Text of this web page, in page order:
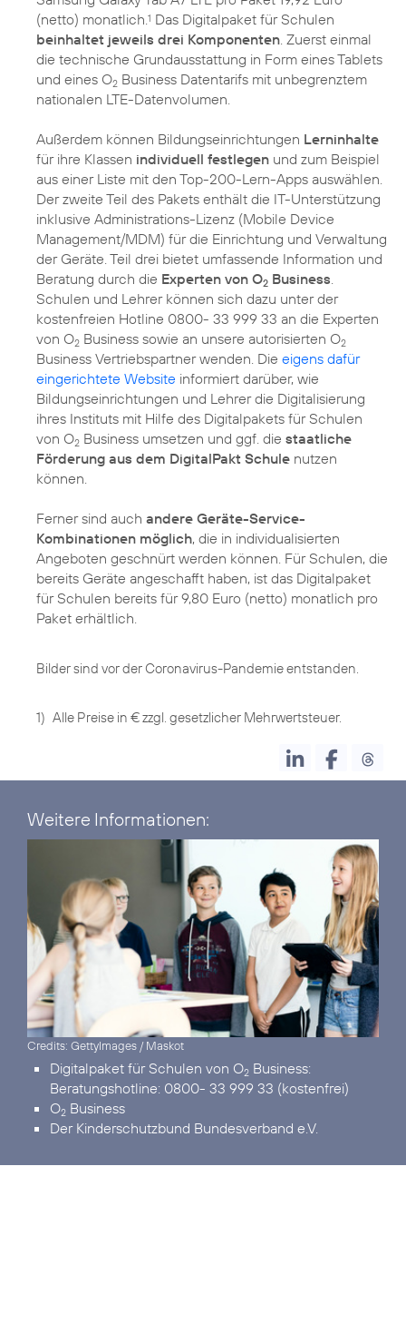
(netto) monatlich. 1 Das Digitalpaket für Schulen
beinhaltet jeweils drei Komponenten . Zuerst einmal
die technische Grundausstattung in Form eines Tablets
und eines O2 Business Datentarifs mit unbegrenztem
nationalen LTE-Datenvolumen.
Außerdem können Bildungseinrichtungen Lerninhalte
für ihre Klassen individuell festlegen und zum Beispiel
aus einer Liste mit den Top-200-Lern-Apps auswählen.
Der zweite Teil des Pakets enthält die IT-Unterstützung
inklusive Administrations-Lizenz (Mobile Device
Management/MDM) für die Einrichtung und Verwaltung
der Geräte. Teil drei bietet umfassende Information und
Beratung durch die Experten von O2 Business
Schulen und Lehrer können sich dazu unter der
kostenfreien Hotline 0800- 33 999 33 an die Experten
von O2 Business sowie an unsere autorisierten O2
Business Vertriebspartner wenden. Die eigens dafür
eingerichtete Website informiert darüber, wie
Bildungseinrichtungen und Lehrer die Digitalisierung
ihres Instituts mit Hilfe des Digitalpakets für Schulen
von O2 Business umsetzen und ggf. die staatliche
Förderung aus dem DigitalPakt Schule nutzen
können.
Ferner sind auch andere Geräte-Service-
Kombinationen möglich, die in individualisierten
Angeboten geschnürt werden können. Für Schulen, die
bereits Geräte angeschafft haben, ist das Digitalpaket
für Schulen bereits für 9,80 Euro (netto) monatlich pro
Paket erhältlich.
Bilder sind vor der Coronavirus-Pandemie entstanden.
1) Alle Preise in € zzgl. gesetzlicher Mehrwertsteuer.
Weitere Informationen:
Credits: GettyImages / Maskot
Digitalpaket für Schulen von O2 Business:
Beratungshotline: 0800- 33 999 33 (kostenfrei)
O2 Business
Der Kinderschutzbund Bundesverband e.V.